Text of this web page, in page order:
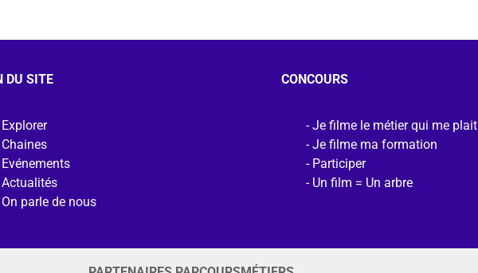
DU SITE
Explorer
Chaines
Evénements
Actualités
On parle de nous
CONCOURS
Je filme le métier qui me plait
Je filme ma formation
Participer
Un film = Un arbre